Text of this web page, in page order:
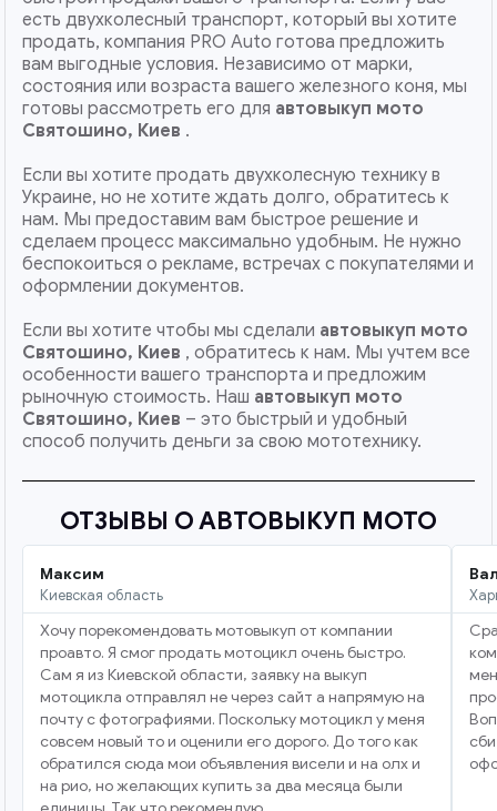
есть двухколесный транспорт, который вы хотите
продать, компания PRO Auto готова предложить
вам выгодные условия. Независимо от марки,
состояния или возраста вашего железного коня, мы
готовы рассмотреть его для автовыкуп мото
Святошино, Киев .
Если вы хотите продать двухколесную технику в
Украине, но не хотите ждать долго, обратитесь к
нам. Мы предоставим вам быстрое решение и
сделаем процесс максимально удобным. Не нужно
беспокоиться о рекламе, встречах с покупателями и
оформлении документов.
Если вы хотите чтобы мы сделали автовыкуп мото
Святошино, Киев , обратитесь к нам. Мы учтем все
особенности вашего транспорта и предложим
рыночную стоимость. Наш автовыкуп мото
Святошино, Киев – это быстрый и удобный
способ получить деньги за свою мототехнику.
ОТЗЫВЫ О АВТОВЫКУП МОТО
Максим
Киевская область
Хочу порекомендовать мотовыкуп от компании
проавто. Я смог продать мотоцикл очень быстро.
Сам я из Киевской области, заявку на выкуп
мотоцикла отправлял не через сайт а напрямую на
почту с фотографиями. Поскольку мотоцикл у меня
совсем новый то и оценили его дорого. До того как
обратился сюда мои объявления висели и на олх и
на рио, но желающих купить за два месяца были